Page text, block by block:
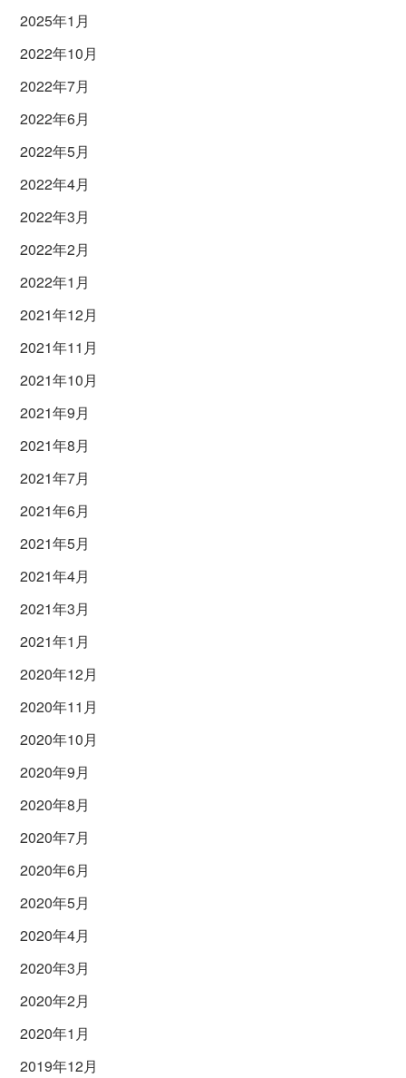
2025年1月
2022年10月
2022年7月
2022年6月
2022年5月
2022年4月
2022年3月
2022年2月
2022年1月
2021年12月
2021年11月
2021年10月
2021年9月
2021年8月
2021年7月
2021年6月
2021年5月
2021年4月
2021年3月
2021年1月
2020年12月
2020年11月
2020年10月
2020年9月
2020年8月
2020年7月
2020年6月
2020年5月
2020年4月
2020年3月
2020年2月
2020年1月
2019年12月